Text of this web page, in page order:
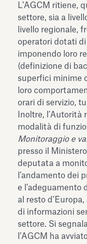
L’AGCM ritiene,
settore, sia a
livello regionale,
operatori dotati
imponendo loro
(definizione di
superfici minime
loro
orari di servizio,
Inoltre, l’Autorità
modalità di
Monitoraggio e
presso il
deputata a
l’andamento dei
e l’adeguamento
al resto
di informazioni
settore. Si
l’AGCM ha